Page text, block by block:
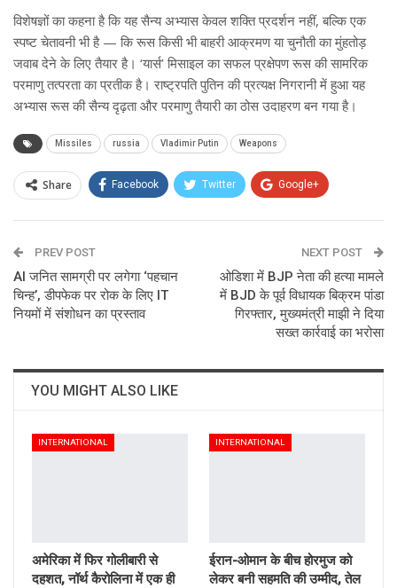
विशेषज्ञों का कहना है कि यह सैन्य अभ्यास केवल शक्ति प्रदर्शन नहीं, बल्कि एक
स्पष्ट चेतावनी भी है — कि रूस किसी भी बाहरी आक्रमण या चुनौती का मुंहतोड़
जवाब देने के लिए तैयार है। ‘यार्स’ मिसाइल का सफल प्रक्षेपण रूस की सामरिक
परमाणु तत्परता का प्रतीक है। राष्ट्रपति पुतिन की प्रत्यक्ष निगरानी में हुआ यह
अभ्यास रूस की सैन्य दृढ़ता और परमाणु तैयारी का ठोस उदाहरण बन गया है।
Missiles russia Vladimir Putin Weapons
Share Facebook Twitter Google+
Email
PREV POST
AI जनित सामग्री पर लगेगा ‘पहचान
चिन्ह’, डीपफेक पर रोक के लिए IT
नियमों में संशोधन का प्रस्ताव
NEXT POST
ओडिशा में BJP नेता की हत्या मामले
में BJD के पूर्व विधायक बिक्रम पांडा
गिरफ्तार, मुख्यमंत्री माझी ने दिया
सख्त कार्रवाई का भरोसा
YOU MIGHT ALSO LIKE
INTERNATIONAL
अमेरिका में फिर गोलीबारी से
दहशत, नॉर्थ कैरोलिना में एक ही
INTERNATIONAL
ईरान-ओमान के बीच होरमुज को
लेकर बनी सहमति की उम्मीद, तेल